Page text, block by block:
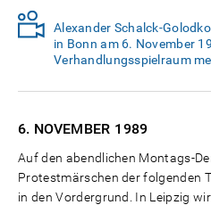
Alexander Schalck-
in Bonn am 6. November
Verhandlungsspielraum
6. NOVEMBER 1989
Auf den abendlichen Montags-
Protestmärschen der folgenden
in den Vordergrund. In Leipzig